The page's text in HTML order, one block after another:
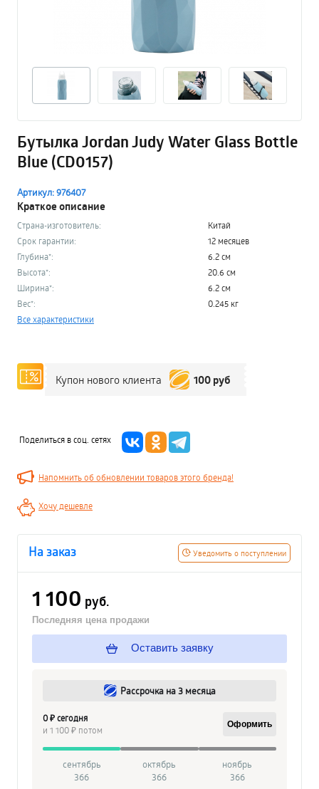
Бутылка Jordan Judy Water Glass Bottle
Blue (CD0157)
Артикул: 976407
Краткое описание
Страна-изготовитель:
Китай
Срок гарантии:
12 месяцев
Глубина*:
6.2 см
Высота*:
20.6 см
Ширина*:
6.2 см
Вес*:
0.245 кг
Все характеристики
Купон нового клиента 100 руб
Поделиться в соц. сетях
Напомнить об обновлении товаров этого бренда!
Хочу дешевле
Уведомить о поступлении
На заказ
1 100 руб.
Последняя цена продажи
Оставить заявку
Рассрочка на 3 месяца
0 ₽ сегодня
и 1 100 ₽ потом
Оформить
сентябрь
366
октябрь
366
ноябрь
366